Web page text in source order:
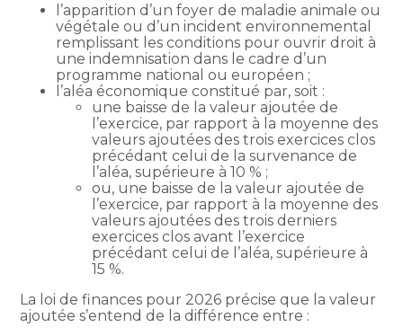
l’apparition d’un foyer de maladie animale ou
végétale ou d’un incident environnemental
remplissant les conditions pour ouvrir droit à
une indemnisation dans le cadre d’un
programme national ou européen ;
l’aléa économique constitué par, soit :
une baisse de la valeur ajoutée de
l’exercice, par rapport à la moyenne des
valeurs ajoutées des trois exercices clos
précédant celui de la survenance de
l’aléa, supérieure à 10 % ;
ou, une baisse de la valeur ajoutée de
l’exercice, par rapport à la moyenne des
valeurs ajoutées des trois derniers
exercices clos avant l’exercice
précédant celui de l’aléa, supérieure à
15 %.
La loi de finances pour 2026 précise que la valeur
ajoutée s’entend de la différence entre :